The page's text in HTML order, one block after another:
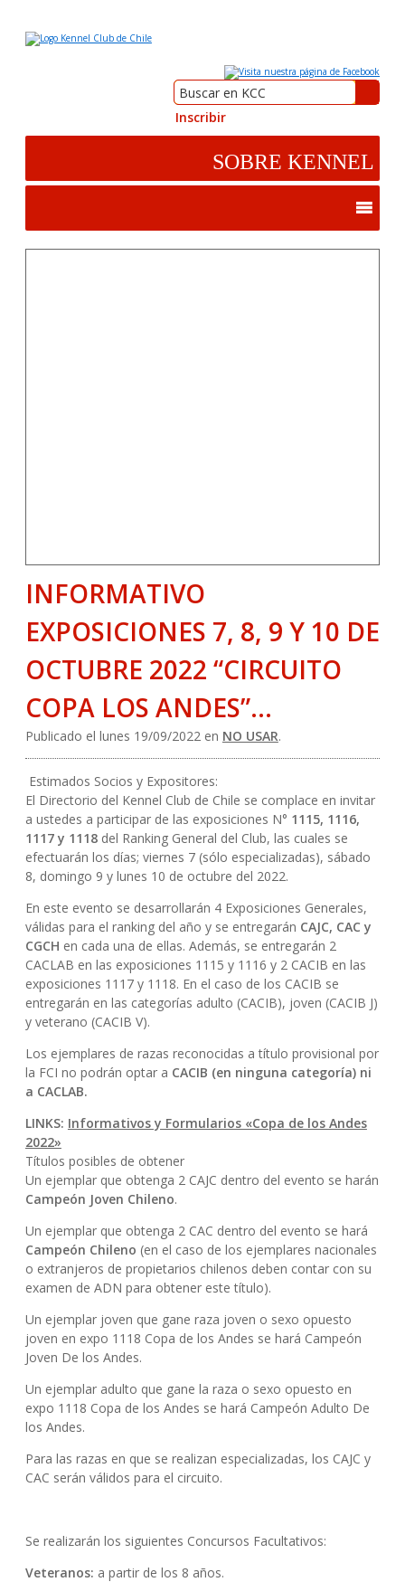
Inscribir
INFORMATIVO
EXPOSICIONES 7, 8, 9 Y 10 DE
OCTUBRE 2022 “CIRCUITO
COPA LOS ANDES”…
Publicado el lunes 19/09/2022 en NO USAR.
Estimados Socios y Expositores:
El Directorio del Kennel Club de Chile se complace en invitar
a ustedes a participar de las exposiciones N° 1115, 1116,
1117 y 1118 del Ranking General del Club, las cuales se
efectuarán los días; viernes 7 (sólo especializadas), sábado
8, domingo 9 y lunes 10 de octubre del 2022.
En este evento se desarrollarán 4 Exposiciones Generales,
válidas para el ranking del año y se entregarán CAJC, CAC y
CGCH en cada una de ellas. Además, se entregarán 2
CACLAB en las exposiciones 1115 y 1116 y 2 CACIB en las
exposiciones 1117 y 1118. En el caso de los CACIB se
entregarán en las categorías adulto (CACIB), joven (CACIB J)
y veterano (CACIB V).
Los ejemplares de razas reconocidas a título provisional por
la FCI no podrán optar a CACIB (en ninguna categoría) ni
a CACLAB.
LINKS: Informativos y Formularios «Copa de los Andes
2022»
Títulos posibles de obtener
Un ejemplar que obtenga 2 CAJC dentro del evento se harán
Campeón Joven Chileno.
Un ejemplar que obtenga 2 CAC dentro del evento se hará
Campeón Chileno (en el caso de los ejemplares nacionales
o extranjeros de propietarios chilenos deben contar con su
examen de ADN para obtener este título).
Un ejemplar joven que gane raza joven o sexo opuesto
joven en expo 1118 Copa de los Andes se hará Campeón
Joven De los Andes.
Un ejemplar adulto que gane la raza o sexo opuesto en
expo 1118 Copa de los Andes se hará Campeón Adulto De
los Andes.
Para las razas en que se realizan especializadas, los CAJC y
CAC serán válidos para el circuito.
Se realizarán los siguientes Concursos Facultativos:
Veteranos: a partir de los 8 años.